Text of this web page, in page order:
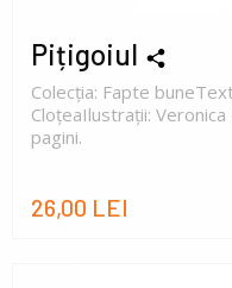
Pițigoiul
Colecția: Fapte
CloțeaIlustrații:
pagini.
26,00 LEI